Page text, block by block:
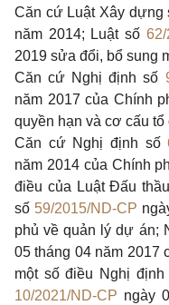
Căn cứ Luật Xây dựng
năm 2014; Luật số
2019 sửa đổi, bổ sung
Căn cứ Nghị định số
năm 2017 của Chính
quyền hạn và cơ cấu
Căn cứ Nghị định số
năm 2014 của Chính
điều của Luật Đấu
số 59/2015/ND-CP
phủ về quản lý dự án;
05 tháng 04 năm 2017
một số điều Nghị định
10/2021/ND-CP ngày